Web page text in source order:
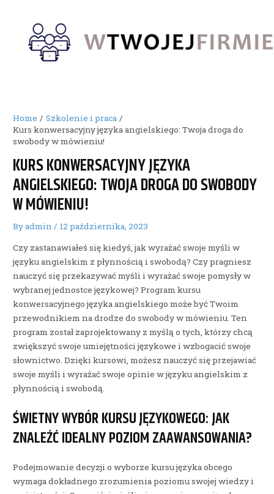
content
Home
Szkolenie i praca
Kurs konwersacyjny języka angielskiego: Twoja droga do
swobody w mówieniu!
KURS KONWERSACYJNY JĘZYKA
ANGIELSKIEGO: TWOJA DROGA DO SWOBODY
W MÓWIENIU!
Byadmin/ 12 października, 2023
Czy zastanawiałeś się kiedyś, jak wyrażać swoje myśli w
języku angielskim z płynnością i swobodą? Czy pragniesz
nauczyć się przekazywać myśli i wyrażać swoje pomysły w
wybranej jednostce językowej? Program kursu
konwersacyjnego języka angielskiego może być Twoim
przewodnikiem na drodze do swobody w mówieniu. Ten
program został zaprojektowany z myślą o tych, którzy chcą
zwiększyć swoje umiejętności językowe i wzbogacić swoje
słownictwo. Dzięki kursowi, możesz nauczyć się przejawiać
swoje myśli i wyrażać swoje opinie w języku angielskim z
płynnością i swobodą.
ŚWIETNY WYBÓR KURSU JĘZYKOWEGO: JAK
ZNALEŹĆ IDEALNY POZIOM ZAAWANSOWANIA?
Podejmowanie decyzji o wyborze kursu języka obcego
wymaga dokładnego zrozumienia poziomu swojej wiedzy i